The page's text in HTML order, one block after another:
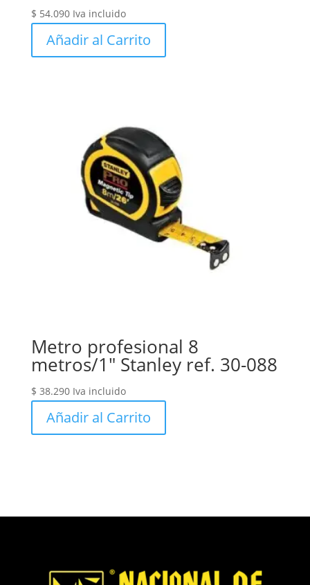
$ 54.090 Iva incluido
Añadir al Carrito
Metro profesional 8
metros/1″ Stanley ref. 30-088
$ 38.290 Iva incluido
Añadir al Carrito